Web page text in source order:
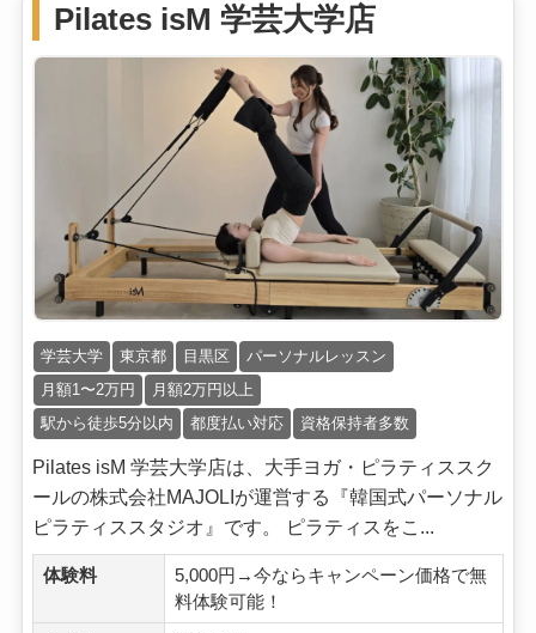
Pilates isM 学芸大学店
学芸大学 東京都 目黒区
パーソナルレッスン
月額1〜2万円
月額2万円以上
駅から徒歩5分以内
都度払い対応 資格保持者多数
Pilates isM 学芸大学店は、大手ヨガ・ピラティススク
ールの株式会社MAJOLIが運営する『韓国式パーソナル
ピラティススタジオ』です。 ピラティスをこ...
体験料
5,000円→今ならキャンペーン価格で無
料体験可能！